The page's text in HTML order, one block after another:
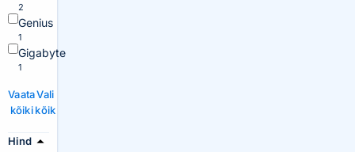
2
Genius
1
Gigabyte
1
Vaata
kõiki
Vali
kõik
Hind